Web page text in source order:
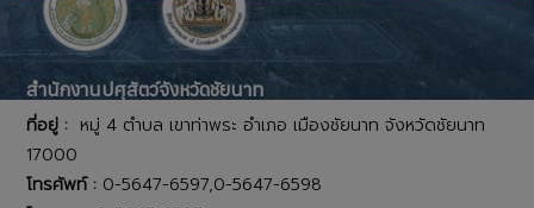
สำนักงานปศุสัตว์จังหวัดชัยนาท
ที่อยู่ : หมู่ 4 ตำบล เขาท่าพระ อำเภอ เมืองชัยนาท จังหวัดชัยนาท
17000
โทรศัพท์ : 0-5647-6597,0-5647-6598